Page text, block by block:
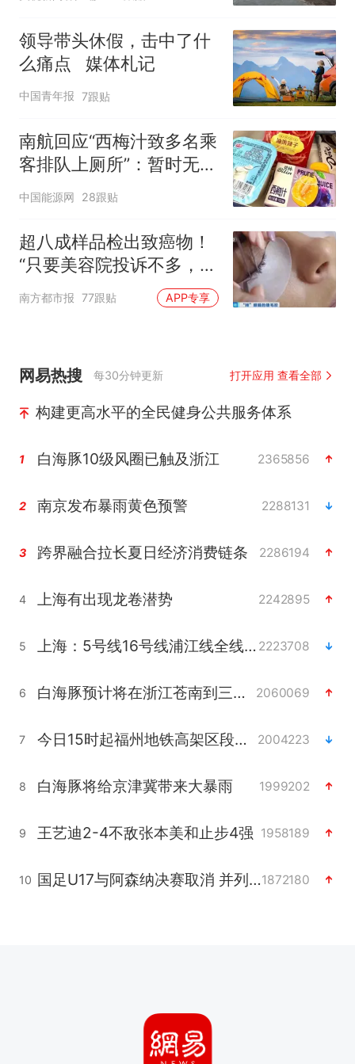
领导带头休假，击中了什
么痛点 媒体札记
中国青年报 7跟贴
南航回应“西梅汁致多名乘
客排队上厕所”：暂时无法
核查是否发放西梅汁
中国能源网 28跟贴
超八成样品检出致癌物！
“只要美容院投诉不多，店
家就不会更换产品”
南方都市报 77跟贴 APP专享
网易热搜 每30分钟更新 打开应用 查看全部
构建更高水平的全民健身公共服务体系
1 白海豚10级风圈已触及浙江 2365856
2 南京发布暴雨黄色预警 2288131
3 跨界融合拉长夏日经济消费链条 2286194
4 上海有出现龙卷潜势 2242895
5 上海：5号线16号线浦江线全线停运 2223708
6 白海豚预计将在浙江苍南到三门一带登陆 2060069
7 今日15时起福州地铁高架区段停运 2004223
8 白海豚将给京津冀带来大暴雨 1999202
9 王艺迪2-4不敌张本美和止步4强 1958189
10 国足U17与阿森纳决赛取消 并列冠军1872180